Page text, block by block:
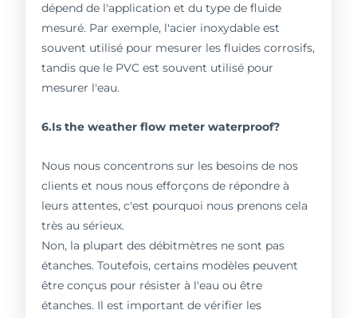
dépend de l'application et du type de fluide
mesuré. Par exemple, l'acier inoxydable est
souvent utilisé pour mesurer les fluides corrosifs,
tandis que le PVC est souvent utilisé pour
mesurer l'eau.
6.Is the weather flow meter waterproof?
Nous nous concentrons sur les besoins de nos
clients et nous nous efforçons de répondre à
leurs attentes, c'est pourquoi nous prenons cela
très au sérieux.
Non, la plupart des débitmètres ne sont pas
étanches. Toutefois, certains modèles peuvent
être conçus pour résister à l'eau ou être
étanches. Il est important de vérifier les